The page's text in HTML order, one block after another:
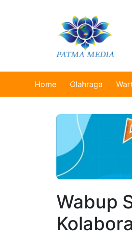
Home Olahraga
Wabup